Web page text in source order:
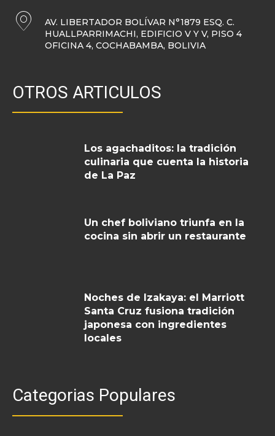
AV. LIBERTADOR BOLÍVAR N°1879 ESQ. C.
HUALLPARRIMACHI, EDIFICIO V Y V, PISO 4
OFICINA 4, COCHABAMBA, BOLIVIA
OTROS ARTICULOS
Los agachaditos: la tradición
culinaria que cuenta la historia
de La Paz
Un chef boliviano triunfa en la
cocina sin abrir un restaurante
Noches de Izakaya: el Marriott
Santa Cruz fusiona tradición
japonesa con ingredientes
locales
Categorias Populares